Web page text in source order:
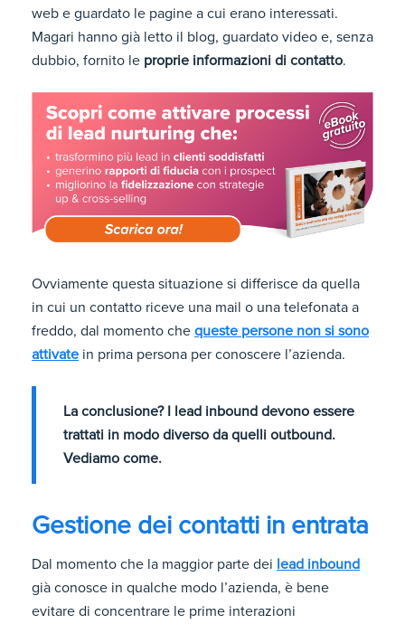
web e guardato le pagine a cui erano interessati.
Magari hanno già letto il blog, guardato video e, senza
dubbio, fornito le proprie informazioni di contatto.
Ovviamente questa situazione si differisce da quella
in cui un contatto riceve una mail o una telefonata a
freddo, dal momento che queste persone non si sono
attivate in prima persona per conoscere l’azienda.
La conclusione? I lead inbound devono essere
trattati in modo diverso da quelli outbound.
Vediamo come.
Gestione dei contatti in entrata
Dal momento che la maggior parte dei lead inbound
già conosce in qualche modo l’azienda, è bene
evitare di concentrare le prime interazioni